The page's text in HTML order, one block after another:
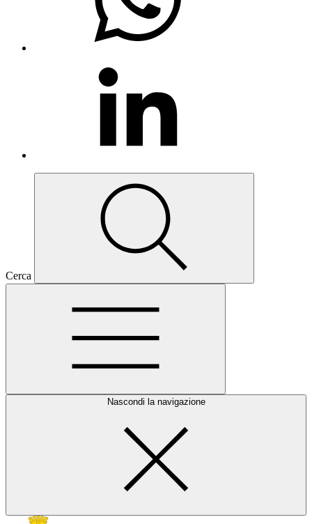
Cerca
Nascondi la navigazione